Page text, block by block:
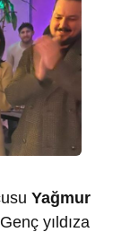
Yağmur
yıldıza